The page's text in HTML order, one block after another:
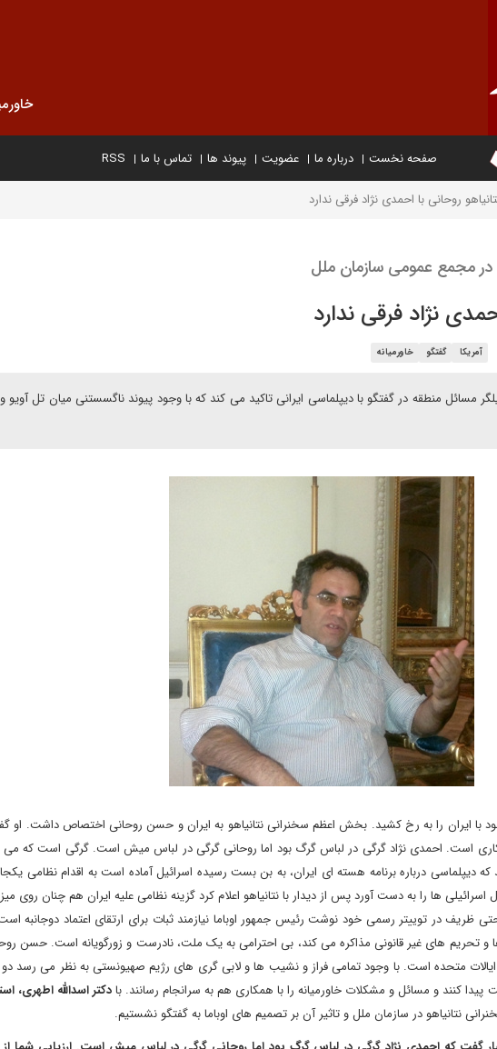
صفحه نخست درباره ما عضویت پیوند ها تماس با ما RSS
روحانی با احمدی نژاد فرقی ندارد
مجمع عمومی سازمان ملل
نژاد فرقی ندارد
آمریکا گفتگو خاورمیانه
مسائل منطقه در گفتگو با دیپلماسی ایرانی تاکید می کند که با وجود پیوند ناگسستنی میان تل آویو
با ایران را به رخ کشید. بخش اعظم سخنرانی نتانیاهو به ایران و حسن روحانی اختصاص داشت. او
فریبکاری است. احمدی نژاد گرگی در لباس گرگ بود اما روحانی گرگی در لباس میش است. گرگی است که
دیپلماسی درباره برنامه هسته ای ایران، به بن بست رسیده اسرائیل آماده است به اقدام نظامی
اسرائیلی ها را به دست آورد پس از دیدار با نتانیاهو اعلام کرد گزینه نظامی علیه ایران هم چنان روی
ظریف در توییتر رسمی خود نوشت رئیس جمهور اوباما نیازمند ثبات برای ارتقای اعتماد
و تحریم های غیر قانونی مذاکره می کند، بی احترامی به یک ملت، نادرست و زورگویانه است. حسن
ایالات متحده است. با وجود تمامی فراز و نشیب ها و لابی گری های رژیم صهیونستی به نظر می رسد
پیدا کنند و مسائل و مشکلات خاورمیانه را با همکاری هم به سرانجام رسانند. بادکتر اسدالله اطهری،
نتانیاهو در سازمان ملل و تاثیر آن بر تصمیم های اوباما به گفتگو نشستیم.